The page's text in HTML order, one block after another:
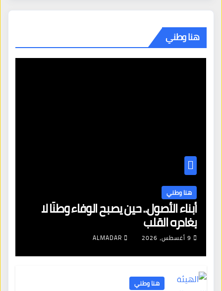
هنا وطني
هنا وطني
أبناء الأصول.. حين يصبح الوفاء وطنًا لا
يغادره القلب
9 أغسطس، 2026 ALMADAR
هنا وطني